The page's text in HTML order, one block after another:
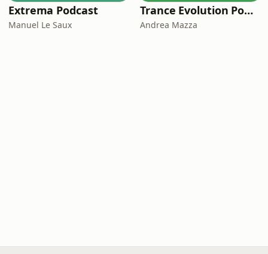
Extrema Podcast
Manuel Le Saux
Trance Evolution Podcast
Andrea Mazza